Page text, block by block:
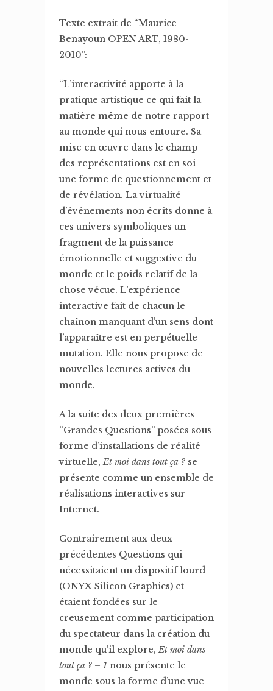
Texte extrait de “Maurice
Benayoun OPEN ART, 1980-
2010”:
“L’interactivité apporte à la
pratique artistique ce qui fait la
matière même de notre rapport
au monde qui nous entoure. Sa
mise en œuvre dans le champ
des représentations est en soi
une forme de questionnement et
de révélation. La virtualité
d’événements non écrits donne à
ces univers symboliques un
fragment de la puissance
émotionnelle et suggestive du
monde et le poids relatif de la
chose vécue. L’expérience
interactive fait de chacun le
chaînon manquant d’un sens dont
l’apparaître est en perpétuelle
mutation. Elle nous propose de
nouvelles lectures actives du
monde.
A la suite des deux premières
“Grandes Questions” posées sous
forme d’installations de réalité
virtuelle,Et moi dans tout ça ? se
présente comme un ensemble de
réalisations interactives sur
Internet.
Contrairement aux deux
précédentes Questions qui
nécessitaient un dispositif lourd
(ONYX Silicon Graphics) et
étaient fondées sur le
creusement comme participation
du spectateur dans la création du
monde qu’il explore,Et moi dans
tout ça ? – 1 nous présente le
monde sous la forme d’une vue